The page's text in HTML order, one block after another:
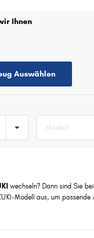
Ihnen
Auswählen
Modell
wechseln? Dann sind Sie
Modell aus, um passende